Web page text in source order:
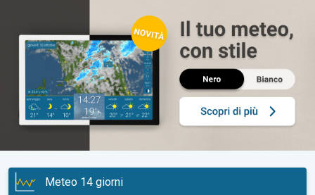
Meteo 14 giorni